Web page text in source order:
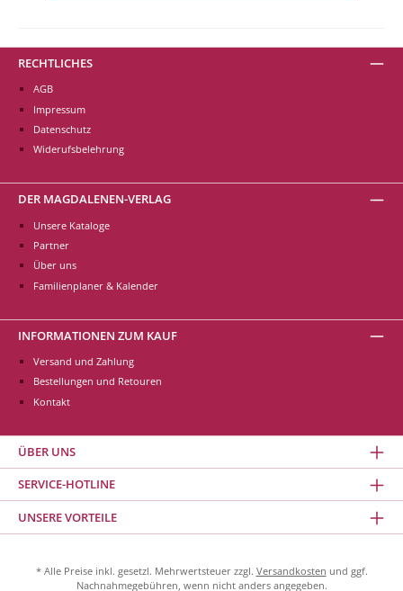
RECHTLICHES
AGB
Impressum
Datenschutz
Widerufsbelehrung
DER MAGDALENEN-VERLAG
Unsere Kataloge
Partner
Über uns
Familienplaner & Kalender
INFORMATIONEN ZUM KAUF
Versand und Zahlung
Bestellungen und Retouren
Kontakt
ÜBER UNS
SERVICE-HOTLINE
UNSERE VORTEILE
* Alle Preise inkl. gesetzl. Mehrwertsteuer zzgl. Versandkosten und ggf.
Nachnahmegebühren, wenn nicht anders angegeben.